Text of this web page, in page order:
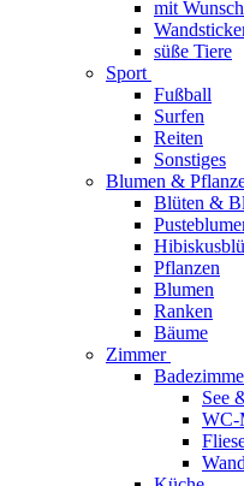
mit
süße Tiere
Sport
Fußball
Surfen
Reiten
Sonstiges
Blumen &
Blüten &
Pflanzen
Blumen
Ranken
Bäume
Zimmer
See
WC-